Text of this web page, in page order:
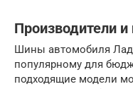
Производители
Шины автомобиля
популярному для
подходящие модели